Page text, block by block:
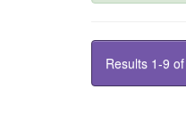
Results 1-9